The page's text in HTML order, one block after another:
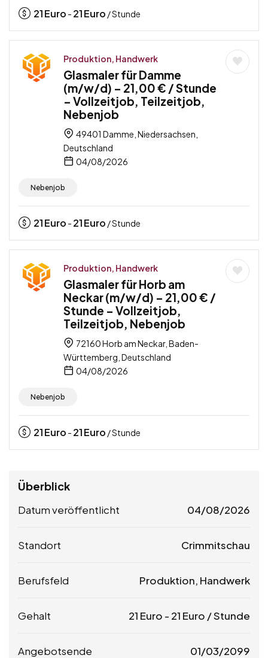
21Euro - 21Euro / Stunde
Produktion, Handwerk
Glasmaler für Damme
(m/w/d) – 21,00 € / Stunde
– Vollzeitjob, Teilzeitjob,
Nebenjob
49401 Damme, Niedersachsen,
Deutschland
04/08/2026
Nebenjob
21Euro - 21Euro / Stunde
Produktion, Handwerk
Glasmaler für Horb am
Neckar (m/w/d) – 21,00 € /
Stunde – Vollzeitjob,
Teilzeitjob, Nebenjob
72160 Horb am Neckar, Baden-
Württemberg, Deutschland
04/08/2026
Nebenjob
21Euro - 21Euro / Stunde
Überblick
Datum veröffentlicht 04/08/2026
Standort Crimmitschau
Berufsfeld Produktion, Handwerk
Gehalt 21 Euro - 21 Euro / Stunde
Angebotsende 01/03/2099